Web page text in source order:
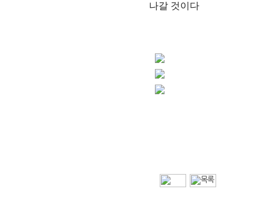
나갈 것이다